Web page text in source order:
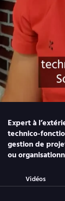
Expert à
technico-
gestion de
ou
Vidéos